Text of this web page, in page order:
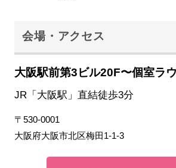
会場・アクセス
大阪駅前第3ビル20F〜個室ラ
JR「大阪駅」直結徒歩3分
〒530-0001
大阪府大阪市北区梅田1-1-3